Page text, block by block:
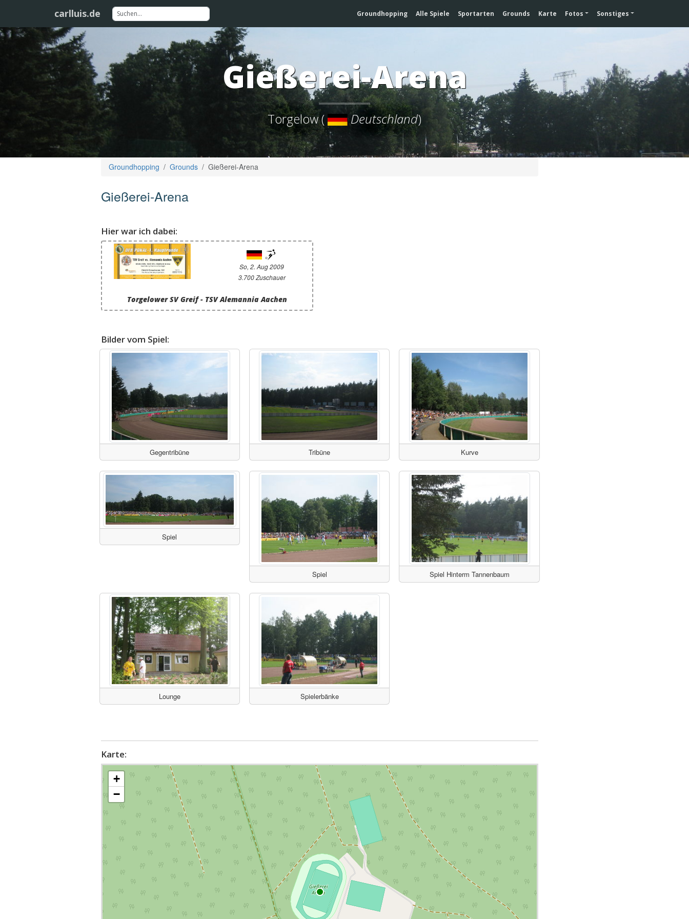
carlluis.de Groundhopping Alle Spiele Sportarten Grounds Karte Fotos Sonstiges
Gießerei-Arena
Torgelow ( Deutschland)
Groundhopping Grounds Gießerei-Arena
Gießerei-Arena
Hier war ich dabei:
So, 2. Aug 2009
3.700 Zuschauer
Torgelower SV Greif - TSV Alemannia Aachen
Bilder vom Spiel:
Gegentribüne Tribüne Kurve
Spiel
Spiel Spiel Hinterm Tannenbaum
Lounge Spielerbänke
Karte:
+
−